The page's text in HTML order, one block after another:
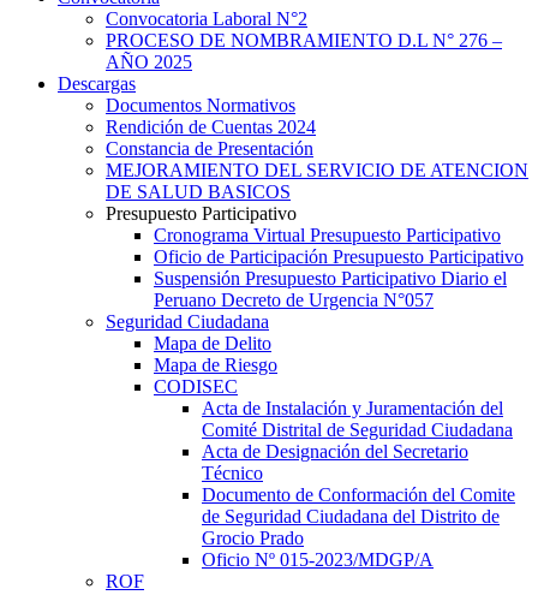
Convocatoria Laboral N°2
PROCESO DE NOMBRAMIENTO D.L N° 276 –
AÑO 2025
Descargas
Documentos Normativos
Rendición de Cuentas 2024
Constancia de Presentación
MEJORAMIENTO DEL SERVICIO DE ATENCION
DE SALUD BASICOS
Presupuesto Participativo
Cronograma Virtual Presupuesto Participativo
Oficio de Participación Presupuesto Participativo
Suspensión Presupuesto Participativo Diario el
Peruano Decreto de Urgencia N°057
Seguridad Ciudadana
Mapa de Delito
Mapa de Riesgo
CODISEC
Acta de Instalación y Juramentación del
Comité Distrital de Seguridad Ciudadana
Acta de Designación del Secretario
Técnico
Documento de Conformación del Comite
de Seguridad Ciudadana del Distrito de
Grocio Prado
Oficio Nº 015-2023/MDGP/A
ROF